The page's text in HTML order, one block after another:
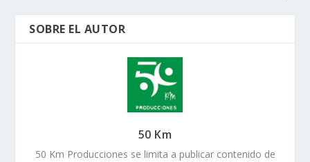
SOBRE EL AUTOR
50 Km
50 Km Producciones se limita a publicar contenido de